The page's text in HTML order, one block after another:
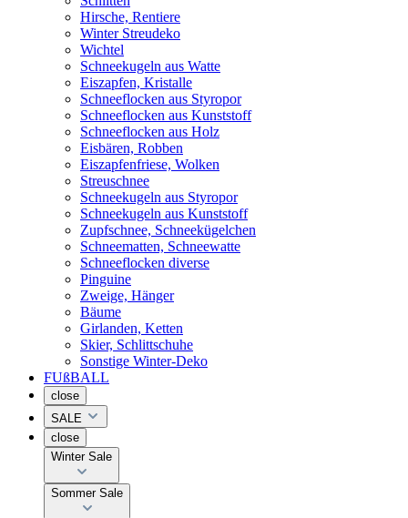
Hirsche, Rentiere
Winter Streudeko
Wichtel
Schneekugeln aus Watte
Eiszapfen, Kristalle
Schneeflocken aus Styropor
Schneeflocken aus Kunststoff
Schneeflocken aus Holz
Eisbären, Robben
Eiszapfenfriese, Wolken
Streuschnee
Schneekugeln aus Styropor
Schneekugeln aus Kunststoff
Zupfschnee, Schneekügelchen
Schneematten, Schneewatte
Schneeflocken diverse
Pinguine
Zweige, Hänger
Bäume
Girlanden, Ketten
Skier, Schlittschuhe
Sonstige Winter-Deko
FUßBALL
close
SALE
close
Winter Sale
Sommer Sale